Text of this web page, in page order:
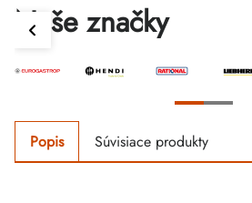
Naše značky
Popis Súvisiace produkty